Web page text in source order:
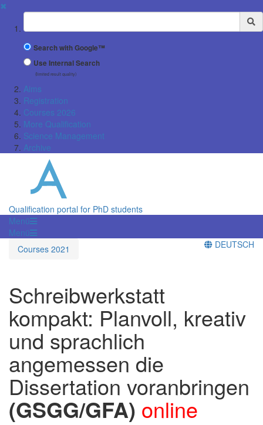
✖
Suchbegriff
Search with Google™
Use Internal Search
(limited result quality)
Aims
Registration
Courses 2026
More Qualification
Science Management
Archive
Qualification portal for PhD students
Menü
Menü
Courses 2021
DEUTSCH
Schreibwerkstatt
kompakt: Planvoll, kreativ
und sprachlich
angemessen die
Dissertation voranbringen
(GSGG/GFA) online